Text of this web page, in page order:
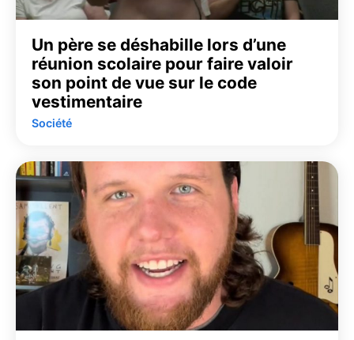
Un père se déshabille lors d’une
réunion scolaire pour faire valoir
son point de vue sur le code
vestimentaire
Société